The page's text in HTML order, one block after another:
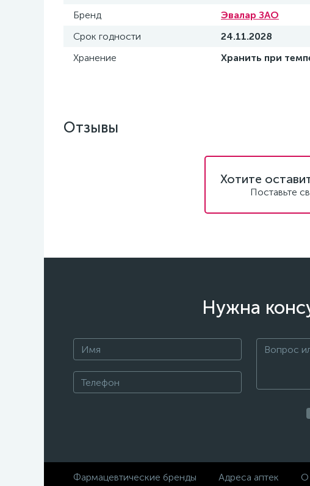
Бренд
Эвалар ЗАО
Срок годности
24.11.2028
Хранение
Хранить при
Отзывы
Хотите
Поставьте
Нужна
Фармацевтические бренды Адреса аптек О